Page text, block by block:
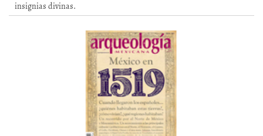
insignias divinas.